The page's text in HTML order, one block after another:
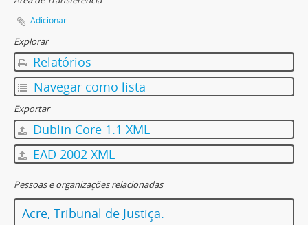
Adicionar
Explorar
Relatórios
Navegar como lista
Exportar
Dublin Core 1.1 XML
EAD 2002 XML
Pessoas e organizações relacionadas
Acre, Tribunal de Justiça.